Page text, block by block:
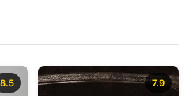
8.5 7.9